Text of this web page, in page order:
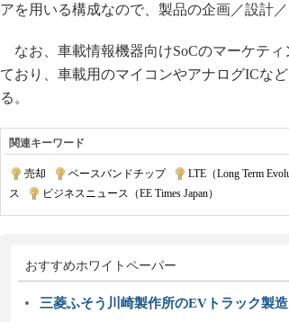
アを用いる構成なので、製品の企画／設計
なお、車載情報機器向けSoCのマーケテ
ており、車載用のマイコンやアナログICな
る。
関連キーワード
売却 ベースバンドチップ| LTE（Long Term
ス
ビジネスニュース（EE Times Japan）
おすすめホワイトペーパー
三菱ふそう川崎製作所のEVトラック製